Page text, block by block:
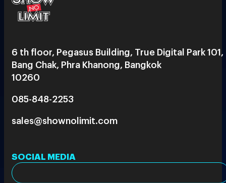
6 th floor, Pegasus Building, True Digital Park 101,
Bang Chak, Phra Khanong, Bangkok
10260
085-848-2253
sales@shownolimit.com
SOCIAL MEDIA